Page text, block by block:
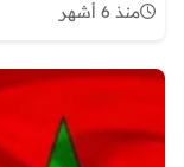
منذ 6 أشهر